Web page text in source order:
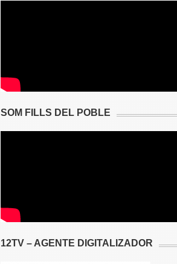
SOM FILLS DEL POBLE
12TV – AGENTE DIGITALIZADOR